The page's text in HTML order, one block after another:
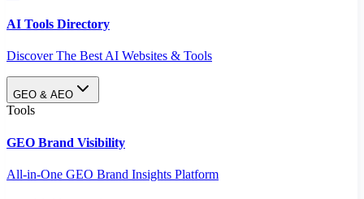
AI Tools Directory
Discover The Best AI Websites & Tools
GEO & AEO
Tools
GEO Brand Visibility
All-in-One GEO Brand Insights Platform